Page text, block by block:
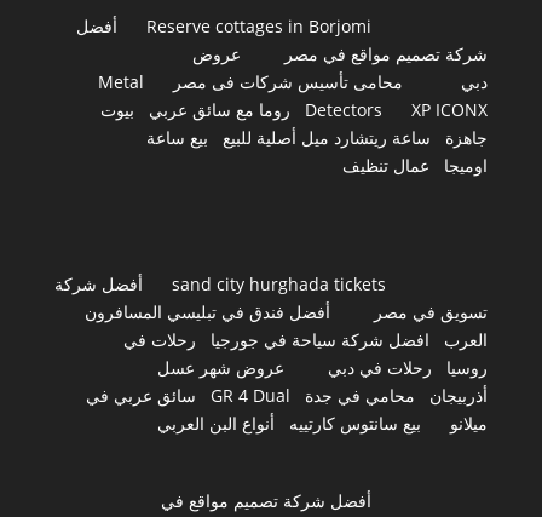
Reserve cottages in Borjomi
أفضل
شركة تصميم مواقع في مصر
عروض
دبي
محامى تأسيس شركات فى مصر
Metal
Detectors
XP ICONX روما مع سائق عربي
بيوت
جاهزة
ساعة ريتشارد ميل أصلية للبيع
بيع ساعة
اوميجا
عمال تنظيف
sand city hurghada tickets
أفضل شركة
تسويق في مصر
أفضل فندق في تبليسي المسافرون
العرب
افضل شركة سياحة في جورجيا
رحلات في
روسيا
رحلات في دبي
عروض شهر عسل
أذربيجان
محامي في جدة GR 4 Dual
سائق عربي في
ميلانو
بيع سانتوس كارتييه أنواع البن العربي
أفضل شركة تصميم مواقع في